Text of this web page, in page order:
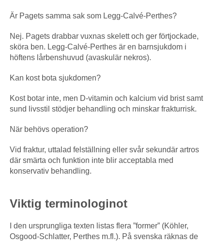
Är Pagets samma sak som Legg-Calvé-Perthes?
Nej. Pagets drabbar vuxnas skelett och ger förtjockade,
sköra ben. Legg-Calvé-Perthes är en barnsjukdom i
höftens lårbenshuvud (avaskulär nekros).
Kan kost bota sjukdomen?
Kost botar inte, men D-vitamin och kalcium vid brist samt
sund livsstil stödjer behandling och minskar frakturrisk.
När behövs operation?
Vid fraktur, uttalad felställning eller svår sekundär artros
där smärta och funktion inte blir acceptabla med
konservativ behandling.
Viktig terminologinot
I den ursprungliga texten listas flera ”former” (Köhler,
Osgood-Schlatter, Perthes m.fl.). På svenska räknas de